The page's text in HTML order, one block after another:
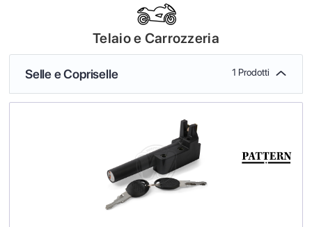
Telaio e Carrozzeria
Selle e Copriselle 1 Prodotti